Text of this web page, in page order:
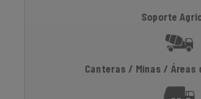
Soporte
Canteras / Minas / Áreas